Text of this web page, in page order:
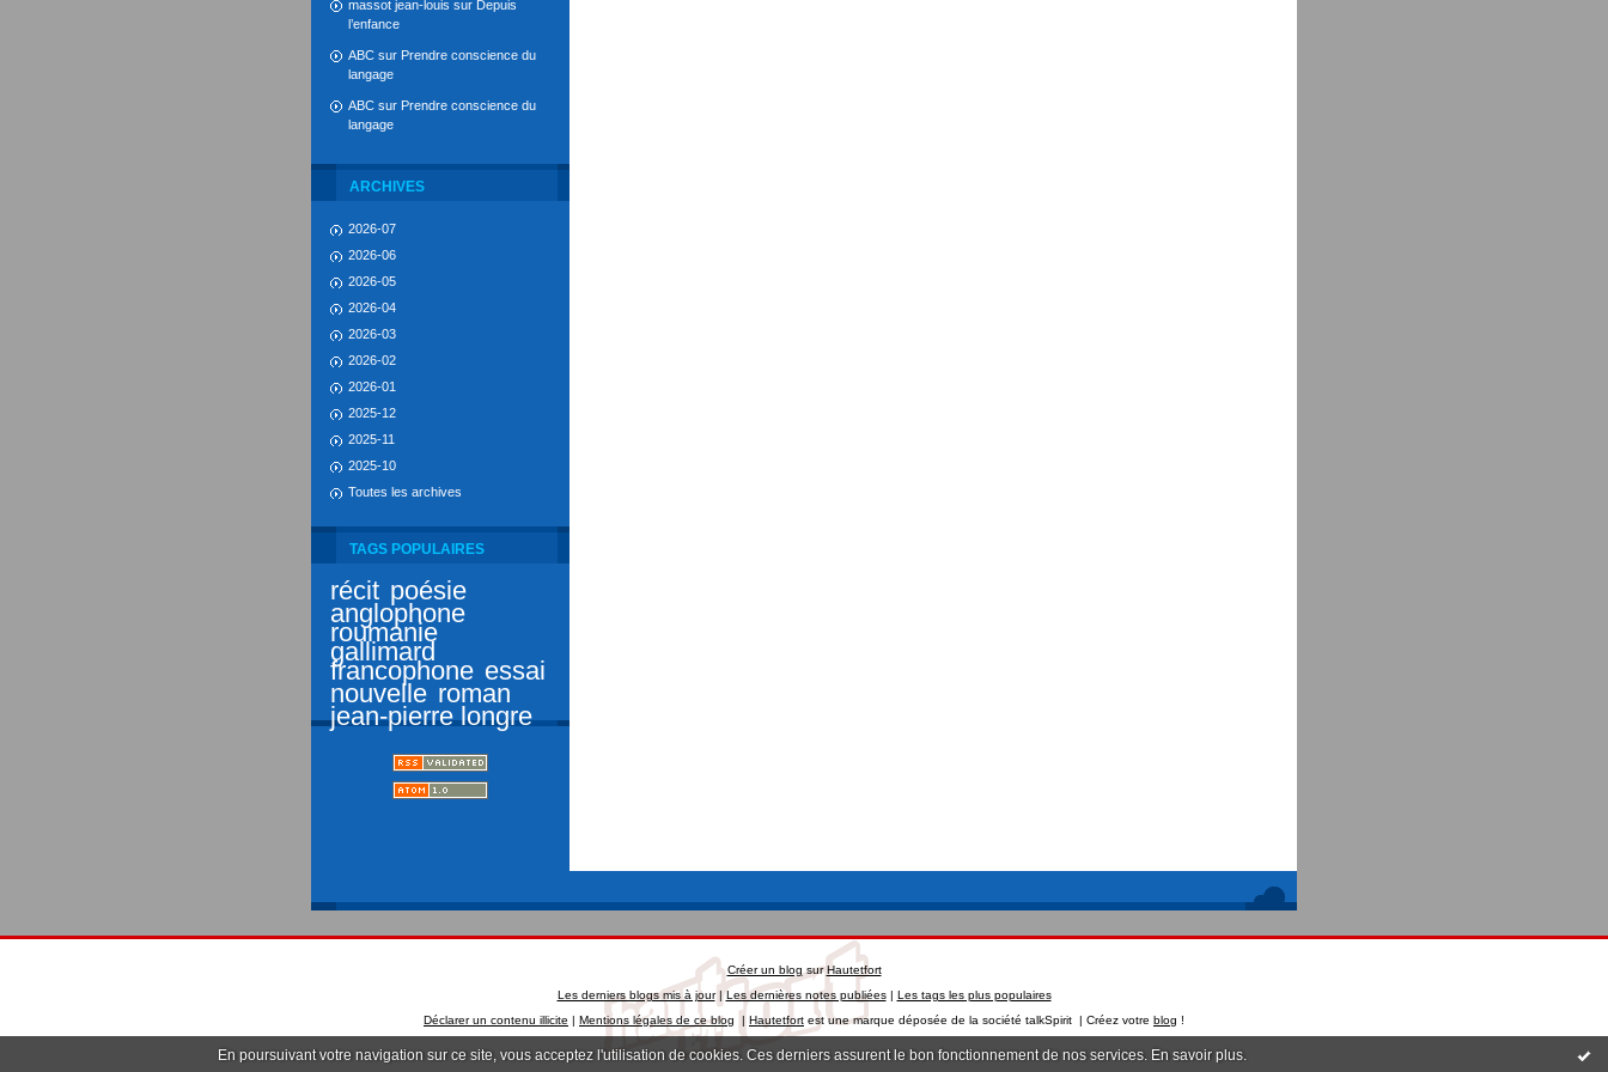
En poursuivant votre navigation sur ce site, vous acceptez l'utilisation de cookies. Ces derniers assurent le bon fonctionnement de nos services. En savoir plus.
massot jean-louis sur Depuis
l’enfance
ABC sur Prendre conscience du
langage
ABC sur Prendre conscience du
langage
ARCHIVES
2026-07
2026-06
2026-05
2026-04
2026-03
2026-02
2026-01
2025-12
2025-11
2025-10
Toutes les archives
TAGS POPULAIRES
récit poésie
anglophone
roumanie
gallimard
francophone essai
nouvelle roman
jean-pierre longre
Créer un blog surHautetfort
Les derniers blogs mis à jour|Les dernières notes publiées| Les tags les plus populaires
Déclarer un contenu illicite | Mentions légales de ce blog | Hautetfort est une marque déposée de la société talkSpirit | Créez votre blog !